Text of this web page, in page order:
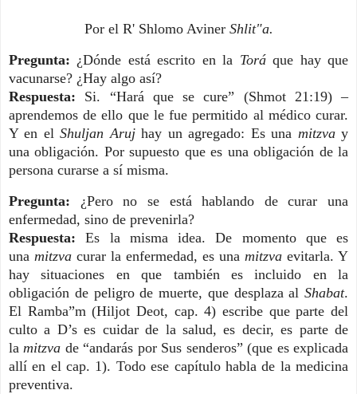
Por el R' Shlomo Aviner Shlit"a.
Pregunta: ¿Dónde está escrito en la Toráque hay que
vacunarse? ¿Hay algo así?
Respuesta: Si. “Hará que se cure” (Shmot 21:19) –
aprendemos de ello que le fue permitido al médico curar.
Y en elShuljan Arujhay un agregado: Es una mitzvay
una obligación. Por supuesto que es una obligación de la
persona curarse a sí misma.
Pregunta: ¿Pero no se está hablando de curar una
enfermedad, sino de prevenirla?
Respuesta:Es la misma idea. De momento que es
una mitzva curar la enfermedad, es una mitzva evitarla. Y
hay situaciones en que también es incluido en la
obligación de peligro de muerte, que desplaza al Shabat.
El Ramba”m (Hiljot Deot, cap. 4) escribe que parte del
culto a D’s es cuidar de la salud, es decir, es parte de
lamitzva de “andarás por Sus senderos” (que es explicada
allí en el cap. 1). Todo ese capítulo habla de la medicina
preventiva.